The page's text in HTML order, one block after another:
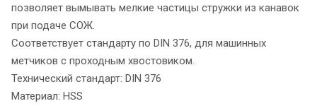
позволяет вымывать мелкие частицы стружки из канавок
при подаче СОЖ.
Соответствует стандарту по DIN 376, для машинных
метчиков с проходным хвостовиком.
Технический стандарт: DIN 376
Материал: HSS